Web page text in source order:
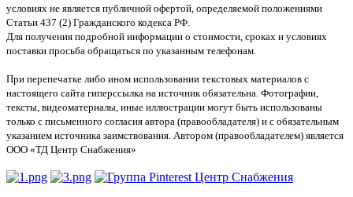
условиях не является публичной офертой, определяемой положениями
Статьи 437 (2) Гражданского кодекса РФ.
Для получения подробной информации о стоимости, сроках и условиях
поставки просьба обращаться по указанным телефонам.
При перепечатке либо ином использовании текстовых материалов с
настоящего сайта гиперссылка на источник обязательна. Фотографии,
тексты, видеоматериалы, иные иллюстрации могут быть использованы
только с письменного согласия автора (правообладателя) и с обязательным
указанием источника заимствования. Автором (правообладателем) является
ООО «ТД Центр Снабжения»